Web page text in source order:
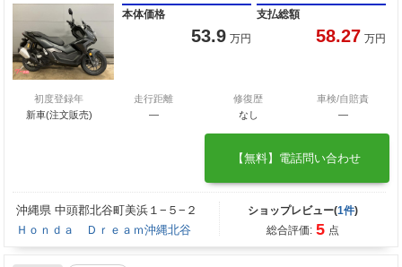
本体価格
53.9 万円
支払総額
58.27 万円
初度登録年
新車(注文販売)
走行距離
―
修復歴
なし
車検/自賠責
―
【無料】電話問い合わせ
沖縄県 中頭郡北谷町美浜１−５−２
Ｈｏｎｄａ Ｄｒｅａｍ沖縄北谷
ショップレビュー(1件)
総合評価: 5 点